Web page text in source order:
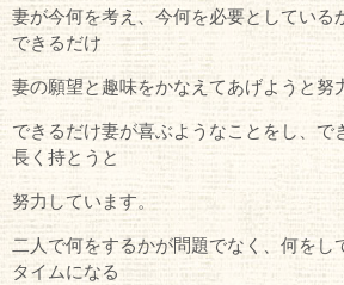
妻が今何を考え、今何を必要としている
できるだけ
妻の願望と趣味をかなえてあげようと努
できるだけ妻が喜ぶようなことをし、で
長く持とうと
努力しています。
二人で何をするかが問題でなく、何をし
タイムになる